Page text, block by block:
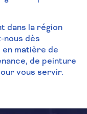
dans la région
nous dès
matière de
de peinture
vous servir.